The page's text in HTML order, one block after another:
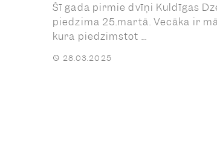
Šī gada pirmie dvīņi Kuldīgas
piedzima 25.martā. Vecāka ir
kura piedzimstot ...
28.03.2025